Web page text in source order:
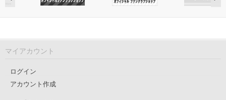
マイアカウント
ログイン
アカウント作成